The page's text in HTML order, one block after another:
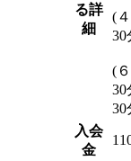
る詳
細
(
(
30
30
入会
金